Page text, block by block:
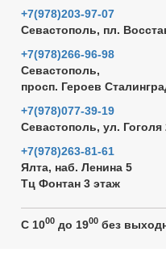
+7(978)203-97-07
Севастополь, пл.
+7(978)266-96-98
Севастополь,
просп. Героев
+7(978)077-39-19
Севастополь, ул. Гоголя
+7(978)263-81-61
Ялта, наб. Ленина 5
Тц Фонтан 3 этаж
C 1000 до 1900 без